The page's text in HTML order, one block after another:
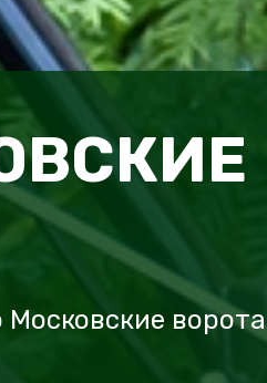
ворота